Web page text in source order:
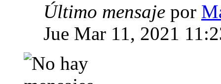
Último mensaje por
Jue Mar 11, 2021